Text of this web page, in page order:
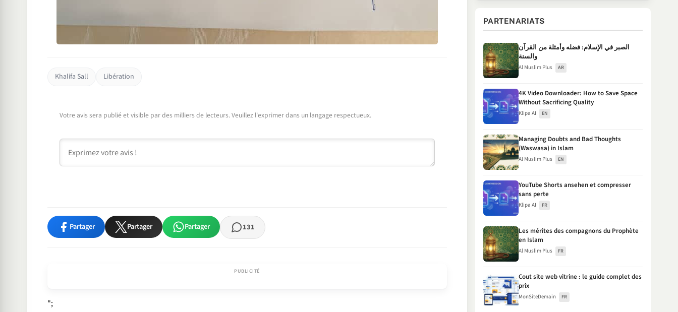
Khalifa Sall Libération
Votre avis sera publié et visible par des milliers de lecteurs. Veuillez l'exprimer dans un langage respectueux.
Commentaire
Partager Partager Partager 131
";
PARTENARIATS
الصبر في الإسلام: فضله وأمثلة من القرآن
والسنة
Al Muslim Plus AR
4K Video Downloader: How to Save Space
Without Sacrificing Quality
Klipa AI EN
Managing Doubts and Bad Thoughts
(Waswasa) in Islam
Al Muslim Plus EN
YouTube Shorts ansehen et compresser
sans perte
Klipa AI FR
Les mérites des compagnons du Prophète
en Islam
Al Muslim Plus FR
Cout site web vitrine : le guide complet des
prix
MonSiteDemain FR